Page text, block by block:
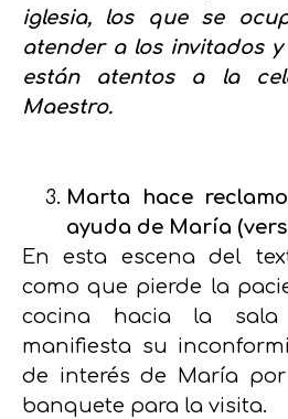
iglesia, los que se
atender a los invitados
están atentos a la
Maestro.
Marta hace
ayuda de María
En esta escena del
como que pierde la
cocina hacia la sala
manifiesta su
de interés de María
banquete para la visita.